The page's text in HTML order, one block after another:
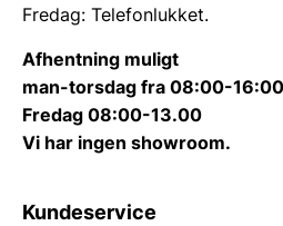
Fredag: Telefonlukket.
Afhentning muligt
man-torsdag fra 08:00-
Fredag 08:00-13.00
Vi har ingen showroom.
Kundeservice